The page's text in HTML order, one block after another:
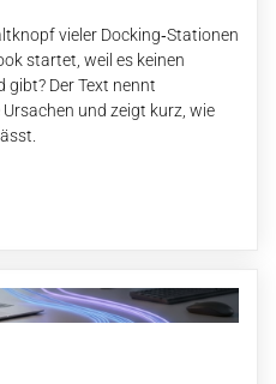
vieler Docking‑Stationen
startet, weil es keinen
Der Text nennt
und zeigt kurz, wie